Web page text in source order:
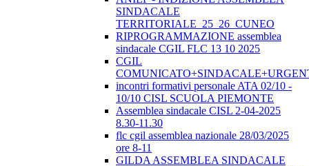
SINDACALE
TERRITORIALE_25_26_CUNEO
RIPROGRAMMAZIONE assemblea
sindacale CGIL FLC 13 10 2025
CGIL
incontri formativi personale ATA 02/10 -
10/10 CISL SCUOLA PIEMONTE
Assemblea sindacale CISL 2-04-2025
8.30-11.30
flc cgil assemblea nazionale 28/03/2025
ore 8-11
GILDA ASSEMBLEA SINDACALE